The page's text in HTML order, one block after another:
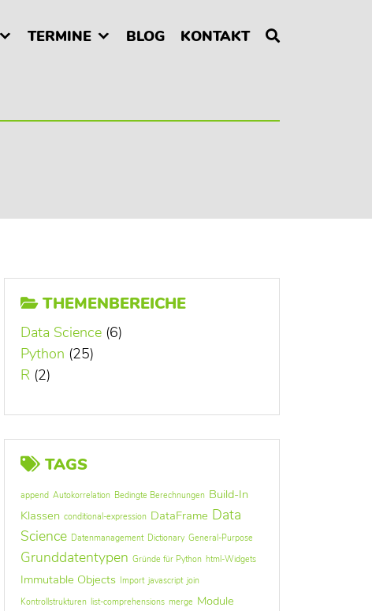
TERMINE BLOG KONTAKT
THEMENBEREICHE
Data Science (6)
Python (25)
R (2)
TAGS
append Autokorrelation Bedingte Berechnungen Build-In
Klassen conditional-expression DataFrame Data
Science Datenmanagement Dictionary General-Purpose
Grunddatentypen Gründe für Python html-Widgets
Immutable Objects Import javascript join
Kontrollstrukturen list-comprehensions merge Module